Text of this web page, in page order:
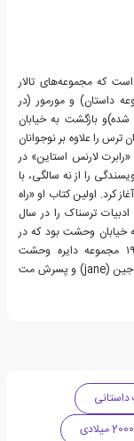
که مجموعه‌های تالار
داستان) و مورمور (در
بازگشت به خیابان
را علاوه بر نوجوانان
«رابرت لارنس استاین» در
را از نه سالگی، با
کرد. اولین کتاب او «راه
ترسناک را در سال
خیابان وحشت بود که در
سال ۱۹۸۹ به چاپ رسید، شروع کرد. او در سال ۱۹۹۲ مجموعه دایره وحشت
«goosebumps» را نوشت. او هم‌اکنون همراه همسرش جین (jane) و پسرش مت
داستانی